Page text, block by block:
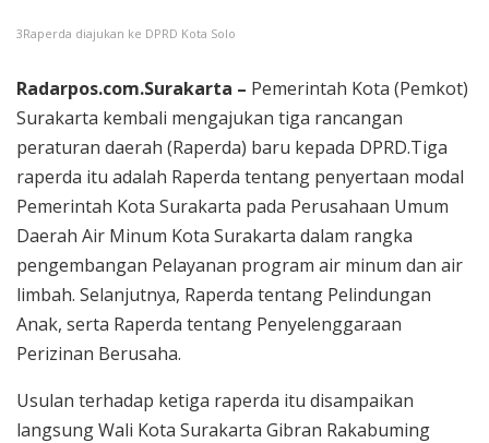
3Raperda diajukan ke DPRD Kota Solo
Radarpos.com.Surakarta – Pemerintah Kota (Pemkot)
Surakarta kembali mengajukan tiga rancangan
peraturan daerah (Raperda) baru kepada DPRD.Tiga
raperda itu adalah Raperda tentang penyertaan modal
Pemerintah Kota Surakarta pada Perusahaan Umum
Daerah Air Minum Kota Surakarta dalam rangka
pengembangan Pelayanan program air minum dan air
limbah. Selanjutnya, Raperda tentang Pelindungan
Anak, serta Raperda tentang Penyelenggaraan
Perizinan Berusaha.
Usulan terhadap ketiga raperda itu disampaikan
langsung Wali Kota Surakarta Gibran Rakabuming